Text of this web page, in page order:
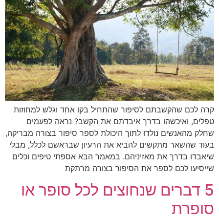
קרה לכם שהקשבתם לסיפור שהתחיל בקו אחד וגלש למחוזות
טפלים, ואיכשהו בדרך איבדתם את הקשב? נראה לפעמים
שחלק מהאנשים נולדו לתוך היכולת לספר סיפור בצורה מבריקה,
בעוד שהשאר מתקשים להביא את הרעיון שבראשם לכלל, מבלי
שיאבדו בדרך את מאזיניהם. במאמר הבא אספתי טיפים וכלים
שייסיעו לכם לספר את הסיפור בצורה מרתקת
5 דברים שנחוצים לכל סופר או
סופרת